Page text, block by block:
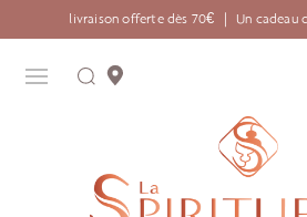
livraison offerte dès 70€ ｜ Un cadeau